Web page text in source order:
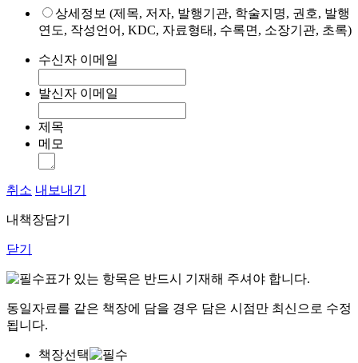
상세정보 (제목, 저자, 발행기관, 학술지명, 권호, 발행
연도, 작성언어, KDC, 자료형태, 수록면, 소장기관, 초록)
수신자 이메일
발신자 이메일
제목
메모
취소 내보내기
내책장담기
닫기
표가 있는 항목은 반드시 기재해 주셔야 합니다.
동일자료를 같은 책장에 담을 경우 담은 시점만 최신으로 수정
됩니다.
책장선택